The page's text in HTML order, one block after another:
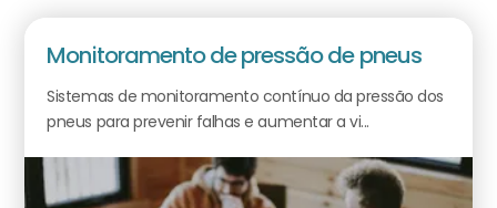
Monitoramento de pressão de pneus
Sistemas de monitoramento contínuo da pressão dos
pneus para prevenir falhas e aumentar a vi...